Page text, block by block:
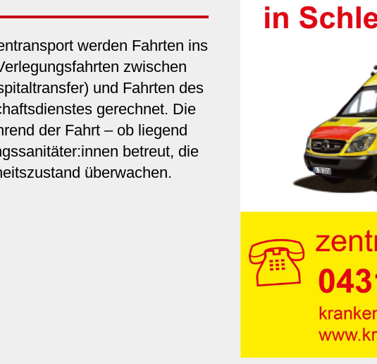
werden Fahrten ins
zwischen
und Fahrten des
gerechnet. Die
der Fahrt – ob liegend
betreut, die
überwachen.